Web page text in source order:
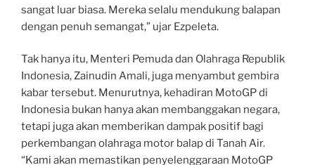
sangat luar biasa. Mereka selalu mendukung balapan
dengan penuh semangat,” ujar Ezpeleta.
Tak hanya itu, Menteri Pemuda dan Olahraga Republik
Indonesia, Zainudin Amali, juga menyambut gembira
kabar tersebut. Menurutnya, kehadiran MotoGP di
Indonesia bukan hanya akan membanggakan negara,
tetapi juga akan memberikan dampak positif bagi
perkembangan olahraga motor balap di Tanah Air.
“Kami akan memastikan penyelenggaraan MotoGP